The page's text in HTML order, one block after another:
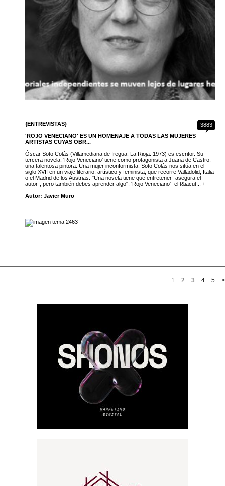
3883
{ENTREVISTAS}
'ROJO VENECIANO' ES UN HOMENAJE A TODAS LAS MUJERES
ARTISTAS CUYAS OBR...
Óscar Soto Colás (Villamediana de Iregua. La Rioja. 1973) es escritor. Su
tercera novela, 'Rojo Veneciano' tiene como protagonista a Juana de Castro,
una talentosa pintora. Una mujer inconformista. Soto Colás nos sitúa en el
siglo XVII en un viaje literario, artístico y feminista, que recorre Valladolid, Italia
o el Madrid de los Austrias. "Una novela tiene que entretener -asegura el
autor-, pero también debes aprender algo". 'Rojo Veneciano' -el t&iacut... +
Autor: Javier Muro
>
1 2 3 4 5